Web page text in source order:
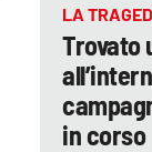
LA
Trovato
in corso